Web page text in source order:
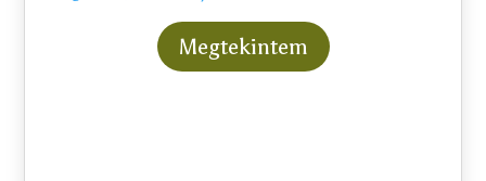
Megtekintem